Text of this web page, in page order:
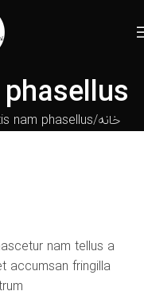
خانه nam phasellus
nam tellus a
accumsan fringilla